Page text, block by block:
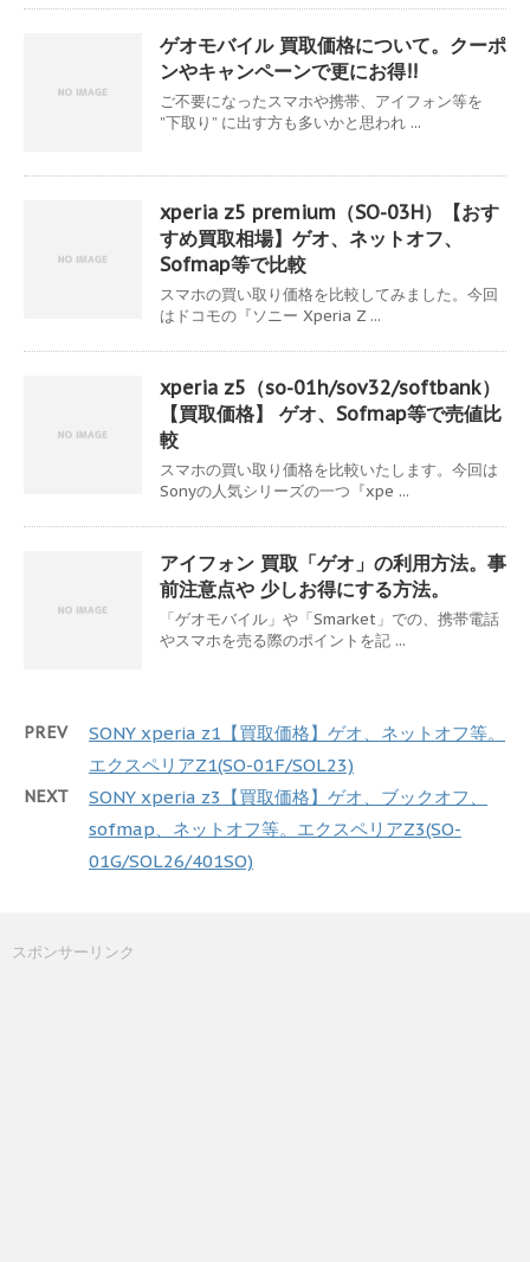
ゲオモバイル 買取価格について。クーポ
ンやキャンペーンで更にお得!!
ご不要になったスマホや携帯、アイフォン等を
”下取り” に出す方も多いかと思われ ...
xperia z5 premium（SO-03H）【おす
すめ買取相場】ゲオ、ネットオフ、
Sofmap等で比較
スマホの買い取り価格を比較してみました。今回
はドコモの『ソニー Xperia Z ...
xperia z5（so-01h/sov32/softbank）
【買取価格】 ゲオ、Sofmap等で売値比
較
スマホの買い取り価格を比較いたします。今回は
Sonyの人気シリーズの一つ『xpe ...
アイフォン 買取「ゲオ」の利用方法。事
前注意点や 少しお得にする方法。
「ゲオモバイル」や「Smarket」での、携帯電話
やスマホを売る際のポイントを記 ...
PREV
SONY xperia z1【買取価格】ゲオ、ネットオフ等。
エクスペリアZ1(SO-01F/SOL23)
NEXT
SONY xperia z3【買取価格】ゲオ、ブックオフ、
sofmap、ネットオフ等。エクスペリアZ3(SO-
01G/SOL26/401SO)
スポンサーリンク